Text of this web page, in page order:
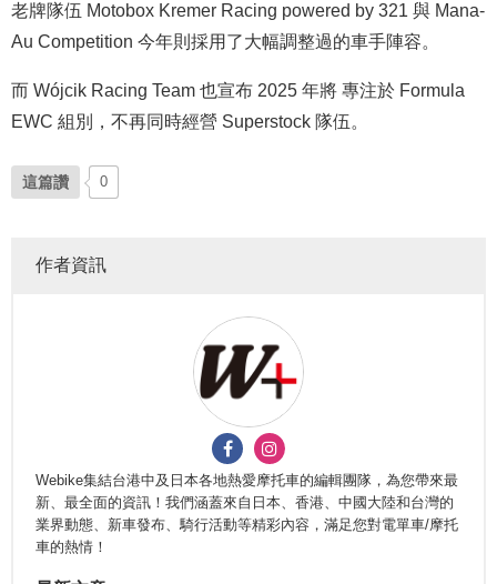
老牌隊伍 Motobox Kremer Racing powered by 321 與 Mana-
Au Competition 今年則採用了大幅調整過的車手陣容。
而 Wójcik Racing Team 也宣布 2025 年將 專注於 Formula
EWC 組別，不再同時經營 Superstock 隊伍。
這篇讚 0
作者資訊
Webike集結台港中及日本各地熱愛摩托車的編輯團隊，為您帶來最
新、最全面的資訊！我們涵蓋來自日本、香港、中國大陸和台灣的
業界動態、新車發布、騎行活動等精彩內容，滿足您對電單車/摩托
車的熱情！